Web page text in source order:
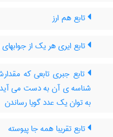
تابع هم ارز
تابع ایری هر یک از جوابهای
تابع جبری تابعی که
شناسه ی آن به دست می
به توان یک عدد گویا رساندن
تابع تقریبا همه جا پیوسته